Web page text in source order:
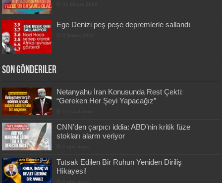
Ege Denizi peş peşe depremlerle sallandı
Son Gönderiler
Netanyahu İran Konusunda Rest Çekti:
“Gereken Her Şeyi Yapacağız”
CNN’den çarpıcı iddia: ABD’nin kritik füze
stokları alarm veriyor
Tutsak Edilen Bir Ruhun Yeniden Diriliş
Hikayesi!